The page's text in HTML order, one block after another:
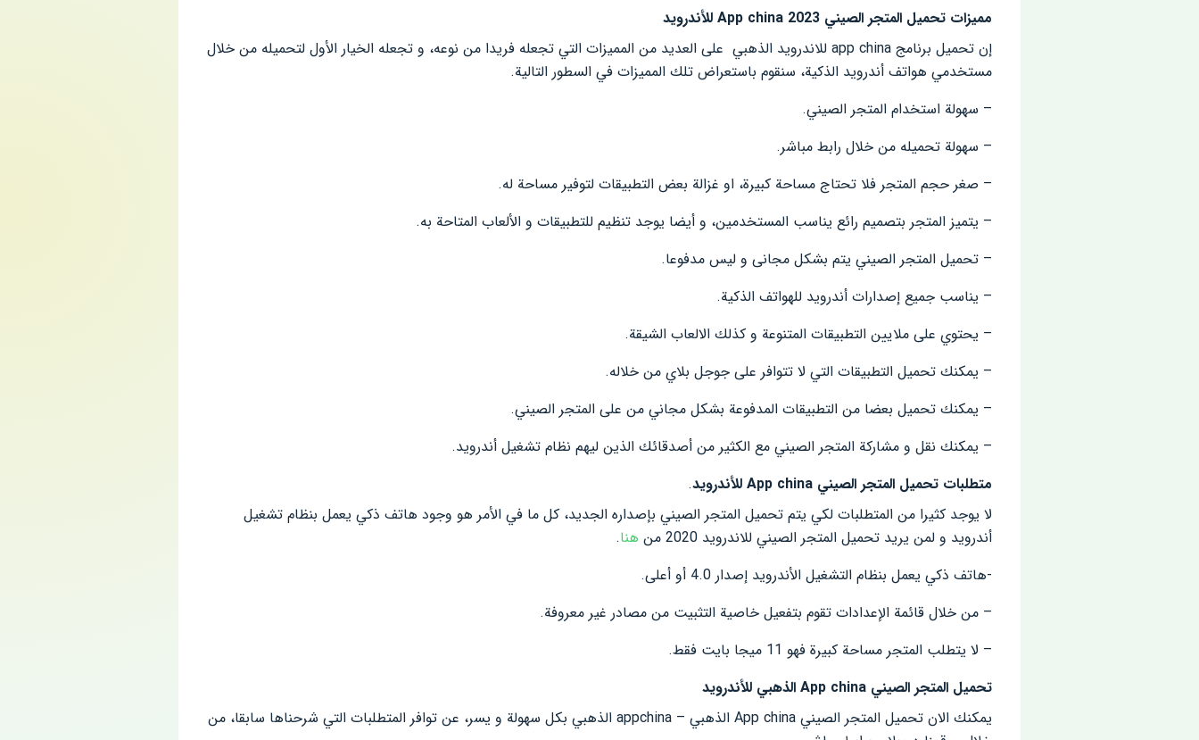
مميزات تحميل المتجر الصيني App china 2023 للأندرويد
إن تحميل برنامج app china للاندرويد الذهبي على العديد من المميزات التي تجعله فريدا من نوعه، و تجعله الخيار الأول لتحميله من خلال
مستخدمي هواتف أندرويد الذكية، سنقوم باستعراض تلك المميزات في السطور التالية.
– سهولة استخدام المتجر الصيني.
– سهولة تحميله من خلال رابط مباشر.
– صغر حجم المتجر فلا تحتاج مساحة كبيرة، او غزالة بعض التطبيقات لتوفير مساحة له.
– يتميز المتجر بتصميم رائع يناسب المستخدمين، و أيضا يوجد تنظيم للتطبيقات و الألعاب المتاحة به.
– تحميل المتجر الصيني يتم بشكل مجانى و ليس مدفوعا.
– يناسب جميع إصدارات أندرويد للهواتف الذكية.
– يحتوي على ملايين التطبيقات المتنوعة و كذلك الالعاب الشيقة.
– يمكنك تحميل التطبيقات التي لا تتوافر على جوجل بلاي من خلاله.
– يمكنك تحميل بعضا من التطبيقات المدفوعة بشكل مجاني من على المتجر الصيني.
– يمكنك نقل و مشاركة المتجر الصيني مع الكثير من أصدقائك الذين ليهم نظام تشغيل أندرويد.
متطلبات تحميل المتجر الصيني App china للأندرويد
.
لا يوجد كثيرا من المتطلبات لكي يتم تحميل المتجر الصيني بإصداره الجديد، كل ما في الأمر هو وجود هاتف ذكي يعمل بنظام تشغيل
أندرويد و لمن يريد تحميل المتجر الصيني للاندرويد 2020 من
هنا.
-هاتف ذكي يعمل بنظام التشغيل الأندرويد إصدار 4.0 أو أعلى.
– من خلال قائمة الإعدادات تقوم بتفعيل خاصية التثبيت من مصادر غير معروفة.
– لا يتطلب المتجر مساحة كبيرة فهو 11 ميجا بايت فقط
.
تحميل المتجر الصيني App china الذهبي للأندرويد
يمكنك الان تحميل المتجر الصيني App china الذهبي – appchina الذهبي بكل سهولة و يسر، عن توافر المتطلبات التي شرحناها سابقا، من